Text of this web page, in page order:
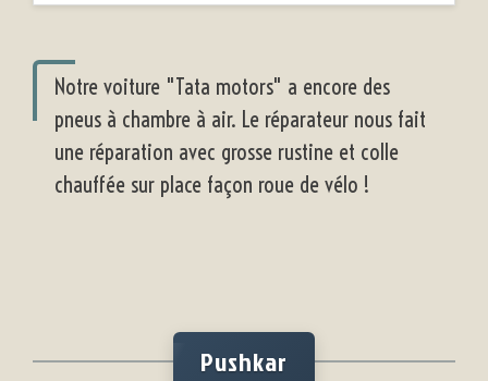
Notre voiture "Tata motors" a encore des
pneus à chambre à air. Le réparateur nous fait
une réparation avec grosse rustine et colle
chauffée sur place façon roue de vélo !
Pushkar